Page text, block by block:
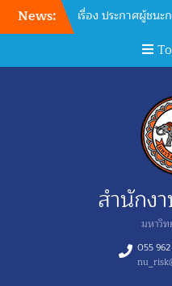
News:
ประกาศมหาวิทยาลั
ราคา จ้างบำรุงรักษ
ระบบงานสารบรรณ
Online มหาวิทยาลั
จำนวน 1 งาน ของ
เทคโนโลยีสารสนเ
สื่อสาร โดยวิธีเฉพา
ประกาศมหาวิทยาลั
เรื่อง ประกาศผู้ชนะ
ราคา จ้างเหมาบำรุ
เครื่องสำรองไฟฟ้
ศูนย์กลางของ มห
จำนวน 1 งาน ของ
สำนักง
มหาวิท
055